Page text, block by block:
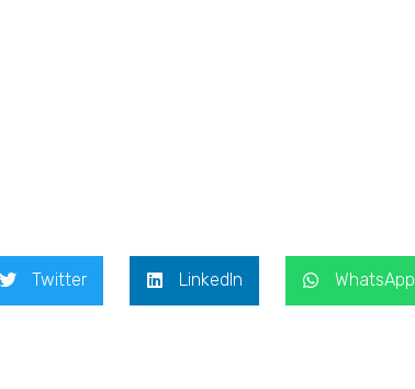
Twitter LinkedIn WhatsApp